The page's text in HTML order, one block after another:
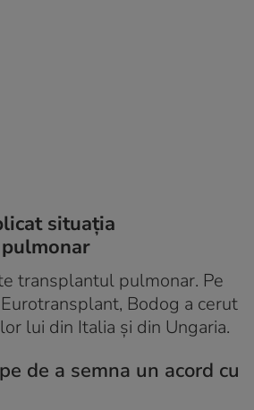
situația
transplantul pulmonar. Pe
Bodog a cerut
lui din Italia și din Ungaria.
de a semna un acord cu